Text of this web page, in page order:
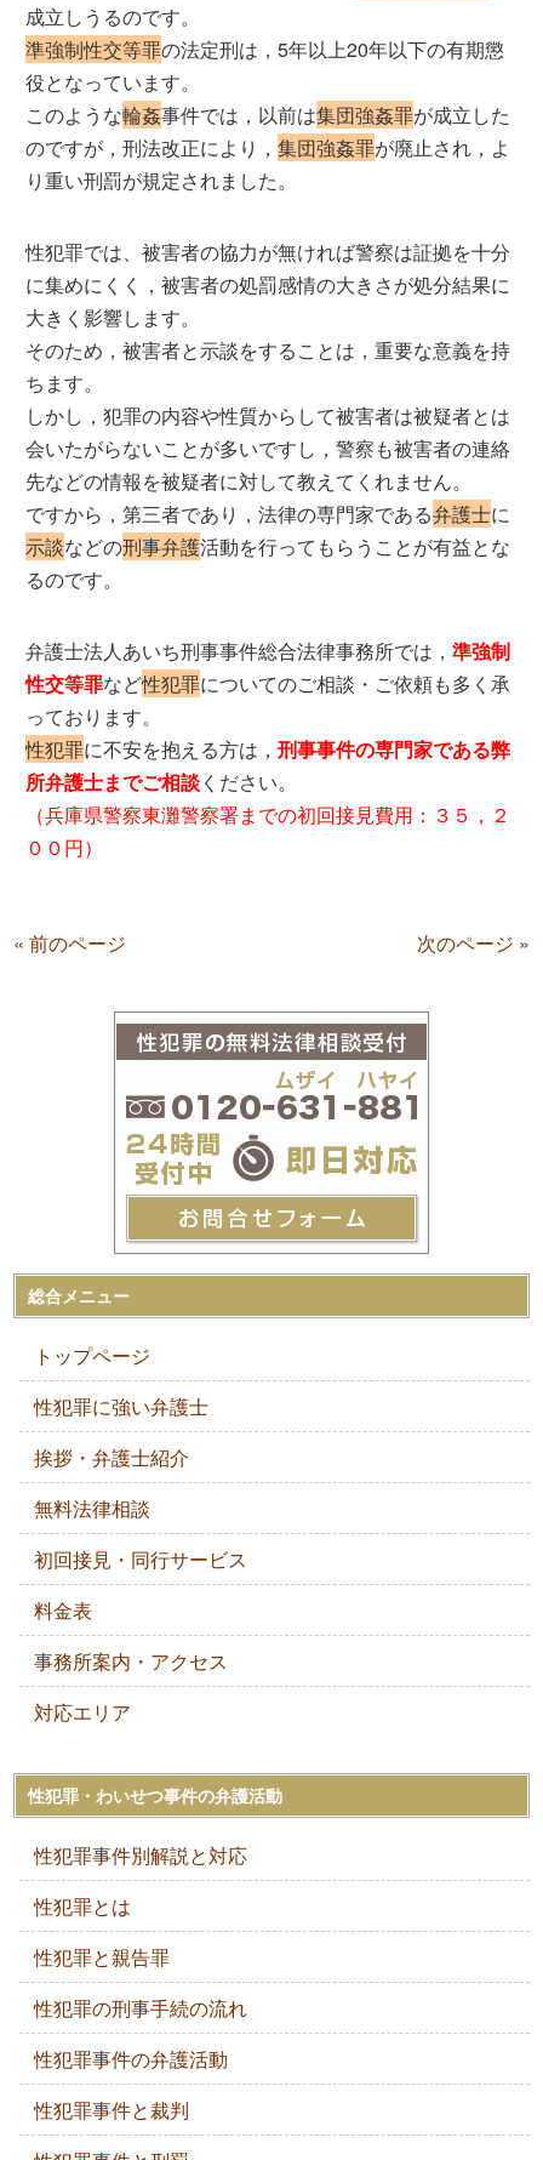
成立しうるのです。
準強制性交等罪の法定刑は，5年以上20年以下の有期懲
役となっています。
このような輪姦事件では，以前は集団強姦罪が成立した
のですが，刑法改正により，集団強姦罪が廃止され，よ
り重い刑罰が規定されました。
性犯罪では、被害者の協力が無ければ警察は証拠を十分
に集めにくく，被害者の処罰感情の大きさが処分結果に
大きく影響します。
そのため，被害者と示談をすることは，重要な意義を持
ちます。
しかし，犯罪の内容や性質からして被害者は被疑者とは
会いたがらないことが多いですし，警察も被害者の連絡
先などの情報を被疑者に対して教えてくれません。
ですから，第三者であり，法律の専門家である弁護士に
示談などの刑事弁護活動を行ってもらうことが有益とな
るのです。
弁護士法人あいち刑事事件総合法律事務所では，準強制
性交等罪など性犯罪についてのご相談・ご依頼も多く承
っております。
性犯罪に不安を抱える方は，刑事事件の専門家である弊
所弁護士までご相談ください。
（兵庫県警察東灘警察署までの初回接見費用：３５，２
００円）
« 前のページ 次のページ »
総合メニュー
トップページ
性犯罪に強い弁護士
挨拶・弁護士紹介
無料法律相談
初回接見・同行サービス
料金表
事務所案内・アクセス
対応エリア
性犯罪・わいせつ事件の弁護活動
性犯罪事件別解説と対応
性犯罪とは
性犯罪と親告罪
性犯罪の刑事手続の流れ
性犯罪事件の弁護活動
性犯罪事件と裁判